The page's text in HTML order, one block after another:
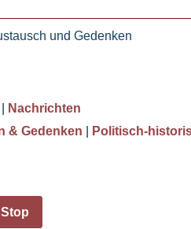
und Gedenken
Nachrichten
& Gedenken Politisch-